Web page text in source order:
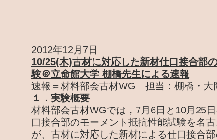
2012年12月7日
10/25(木)古材に対応した新材仕口接合部
験＠立命館大学 棚橋先生による速報
速報＝材料部会古材WG 担当：棚橋・大
１．実験概要
材料部会古材WGでは，7月6日と10月25
口接合部のモーメント抵抗性能試験を名
が、古材に対応した新材による仕口接合